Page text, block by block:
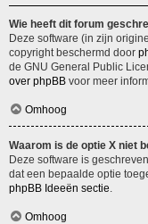
Wie heeft dit forum
Deze software (in zijn
copyright beschermd door
de GNU General Public
over phpBB voor meer
Omhoog
Waarom is de optie X niet
Deze software is
dat een bepaalde optie
phpBB Ideeën sectie.
Omhoog